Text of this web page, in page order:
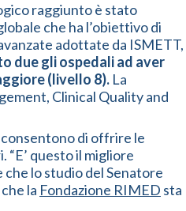
raggiunto è stato
che ha l’obiettivo di
adottate da ISMETT,
due gli ospedali ad aver
(livello 8). La
Clinical Quality and
di offrire le
“E’ questo il migliore
che lo studio del Senatore
la Fondazione RIMED sta